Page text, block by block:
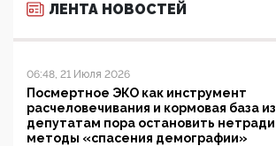
ЛЕНТА НОВОСТЕЙ
06:48, 21 Июля 2026
Посмертное ЭКО как инструмент
расчеловечивания и кормовая база
депутатам пора остановить
методы «спасения демографии»